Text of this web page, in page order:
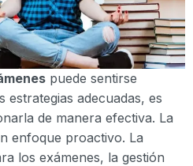
puede sentirse
adecuadas, es
de manera efectiva. La
enfoque proactivo. La
los exámenes, la gestión